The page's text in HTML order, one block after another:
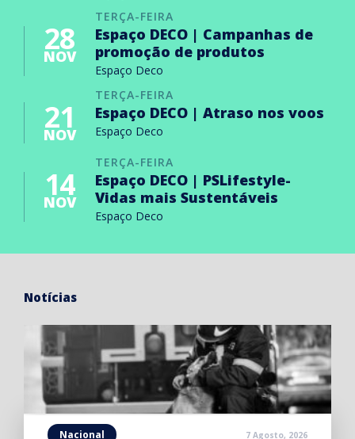
TERÇA-FEIRA
28
NOV
Espaço DECO | Campanhas de
promoção de produtos
Espaço Deco
TERÇA-FEIRA
21
NOV
Espaço DECO | Atraso nos voos
Espaço Deco
TERÇA-FEIRA
14
NOV
Espaço DECO | PSLifestyle-
Vidas mais Sustentáveis
Espaço Deco
Notícias
Nacional 7 Agosto, 2026